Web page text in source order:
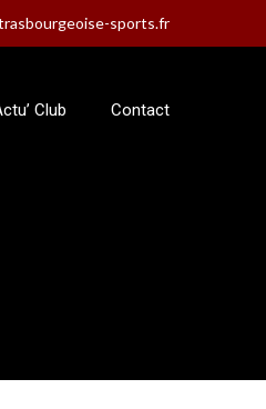
sports.fr
Club Contact